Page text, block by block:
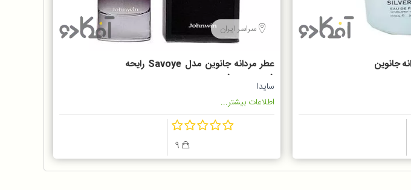
جانوین
سراسر ایران
عطر مردانه جانوین مدل Savoye رایحه
(ساواج دیور)
سایدا
اطلاعات بیشتر...